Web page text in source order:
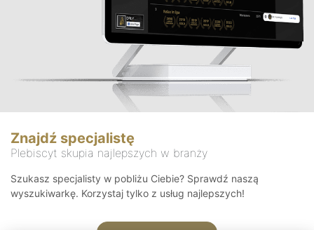
Znajdź specjalistę
Plebiscyt skupia najlepszych w branży
Szukasz specjalisty w pobliżu Ciebie? Sprawdź naszą
wyszukiwarkę. Korzystaj tylko z usług najlepszych!